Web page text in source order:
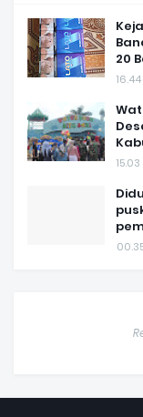
20
16.44
15.03